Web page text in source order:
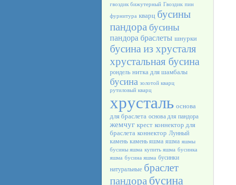
гвоздик бижутерный Гвоздик пин
фурнитура кварц бусины
пандора бусины
пандора браслеты шнурки
бусина из хрусталя
хрустальная бусина
рондель нитка для шамбалы
бусина золотой кварц
рутиловый кварц
хрусталь основа
для браслета основа для пандора
жемчуг крест коннектор для
браслета коннектор Лунный
камень камень яшма яшма яшмы
бусины яшма купить яшма бусинка
яшма бусина яшма бусинки
натуральные браслет
пандора бусина